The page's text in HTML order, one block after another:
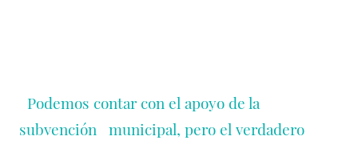
Podemos contar con el apoyo de la
subvención municipal, pero el verdadero